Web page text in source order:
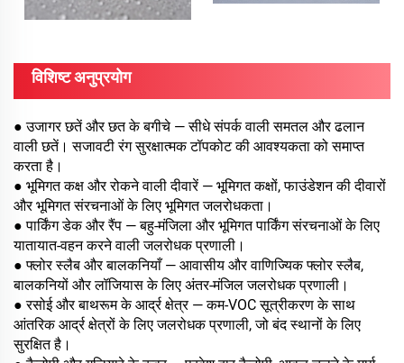
विशिष्ट अनुप्रयोग
● उजागर छतें और छत के बगीचे — सीधे संपर्क वाली समतल और ढलान
वाली छतें। सजावटी रंग सुरक्षात्मक टॉपकोट की आवश्यकता को समाप्त
करता है।
● भूमिगत कक्ष और रोकने वाली दीवारें — भूमिगत कक्षों, फाउंडेशन की दीवारों
और भूमिगत संरचनाओं के लिए भूमिगत जलरोधकता।
● पार्किंग डेक और रैंप — बहु-मंजिला और भूमिगत पार्किंग संरचनाओं के लिए
यातायात-वहन करने वाली जलरोधक प्रणाली।
● फ्लोर स्लैब और बालकनियाँ — आवासीय और वाणिज्यिक फ्लोर स्लैब,
बालकनियों और लॉजियास के लिए अंतर-मंजिल जलरोधक प्रणाली।
● रसोई और बाथरूम के आर्द्र क्षेत्र — कम-VOC सूत्रीकरण के साथ
आंतरिक आर्द्र क्षेत्रों के लिए जलरोधक प्रणाली, जो बंद स्थानों के लिए
सुरक्षित है।